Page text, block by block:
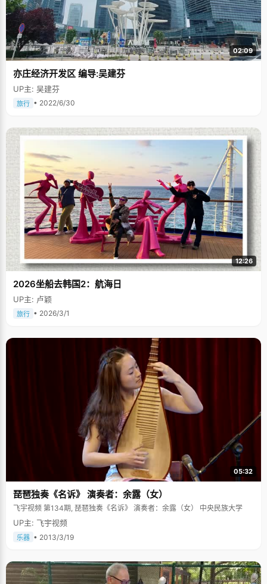
02:09
亦庄经济开发区 编导:吴建芬
UP主: 吴建芬
旅行 • 2022/6/30
12:26
2026坐船去韩国2：航海日
UP主: 卢颖
旅行 • 2026/3/1
05:32
琵琶独奏《名诉》 演奏者：余露（女）
飞宇视频 第134期, 琵琶独奏《名诉》 演奏者：余露（女） 中央民族大学
UP主: 飞宇视频
乐器 • 2013/3/19